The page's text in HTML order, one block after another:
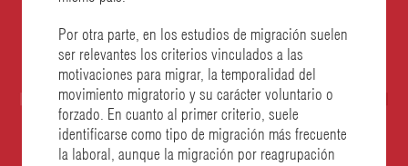
Por otra parte, en los estudios de migración suelen
ser relevantes los criterios vinculados a las
motivaciones para migrar, la temporalidad del
movimiento migratorio y su carácter voluntario o
forzado. En cuanto al primer criterio, suele
identificarse como tipo de migración más frecuente
la laboral, aunque la migración por reagrupación